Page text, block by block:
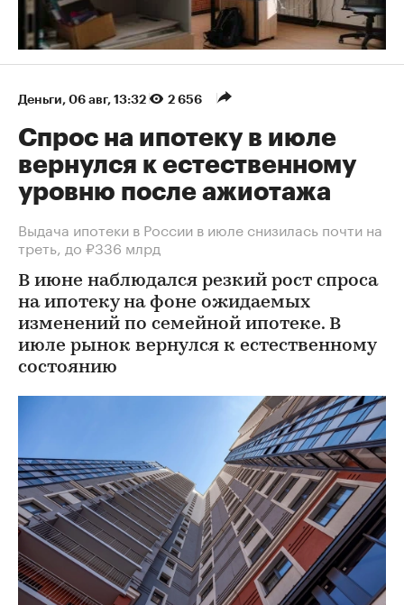
Деньги 06 авг, 13:32 2 656
Спрос на ипотеку в июле
вернулся к естественному
уровню после ажиотажа
Выдача ипотеки в России в июле снизилась почти на
треть, до ₽336 млрд
В июне наблюдался резкий рост спроса
на ипотеку на фоне ожидаемых
изменений по семейной ипотеке. В
июле рынок вернулся к естественному
состоянию